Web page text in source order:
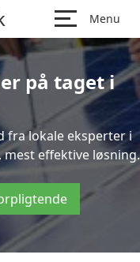
Menu
på taget i
fra lokale eksperter i
effektive løsning.